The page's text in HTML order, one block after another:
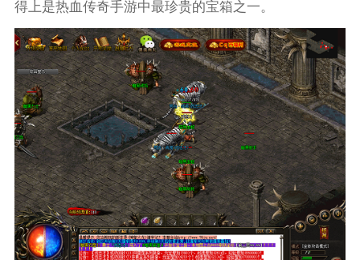
得上是热血传奇手游中最珍贵的宝箱之一。